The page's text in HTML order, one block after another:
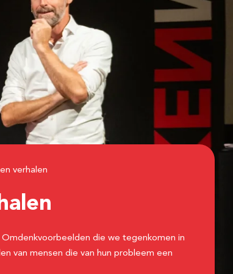
verhalen
die we tegenkomen in
van mensen die van hun probleem een